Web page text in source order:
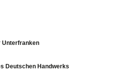
Unterfranken
Deutschen Handwerks